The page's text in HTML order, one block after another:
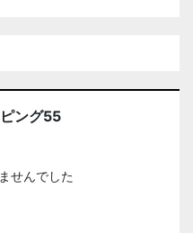
ング55
せんでした